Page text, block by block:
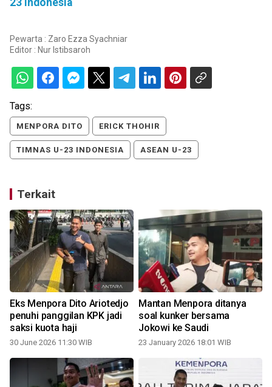
23 Indonesia
Pewarta : Zaro Ezza Syachniar
Editor : Nur Istibsaroh
Tags:
MENPORA DITO ERICK THOHIR
TIMNAS U-23 INDONESIA ASEAN U-23
Terkait
Eks Menpora Dito Ariotedjo
penuhi panggilan KPK jadi
saksi kuota haji
30 June 2026 11:30 WIB
Mantan Menpora ditanya
soal kunker bersama
Jokowi ke Saudi
23 January 2026 18:01 WIB